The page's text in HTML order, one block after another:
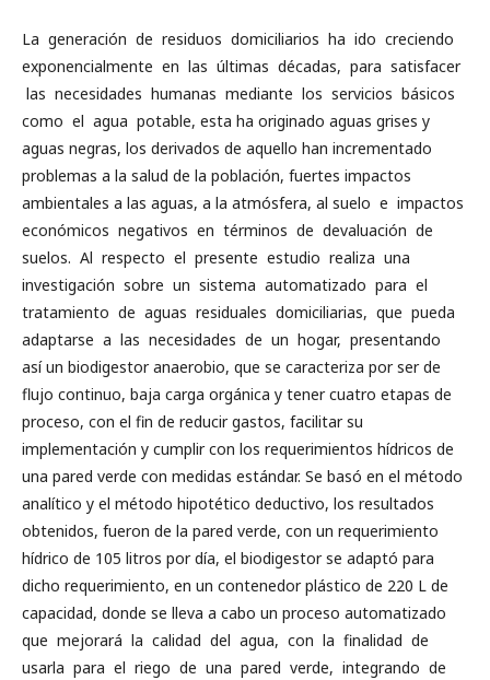
La generación de residuos domiciliarios ha ido creciendo
exponencialmente en las últimas décadas, para satisfacer
las necesidades humanas mediante los servicios básicos
como el agua potable, esta ha originado aguas grises y
aguas negras, los derivados de aquello han incrementado
problemas a la salud de la población, fuertes impactos
ambientales a las aguas, a la atmósfera, al suelo e impactos
económicos negativos en términos de devaluación de
suelos. Al respecto el presente estudio realiza una
investigación sobre un sistema automatizado para el
tratamiento de aguas residuales domiciliarias, que pueda
adaptarse a las necesidades de un hogar, presentando
así un biodigestor anaerobio, que se caracteriza por ser de
flujo continuo, baja carga orgánica y tener cuatro etapas de
proceso, con el fin de reducir gastos, facilitar su
implementación y cumplir con los requerimientos hídricos de
una pared verde con medidas estándar. Se basó en el método
analítico y el método hipotético deductivo, los resultados
obtenidos, fueron de la pared verde, con un requerimiento
hídrico de 105 litros por día, el biodigestor se adaptó para
dicho requerimiento, en un contenedor plástico de 220 L de
capacidad, donde se lleva a cabo un proceso automatizado
que mejorará la calidad del agua, con la finalidad de
usarla para el riego de una pared verde, integrando de